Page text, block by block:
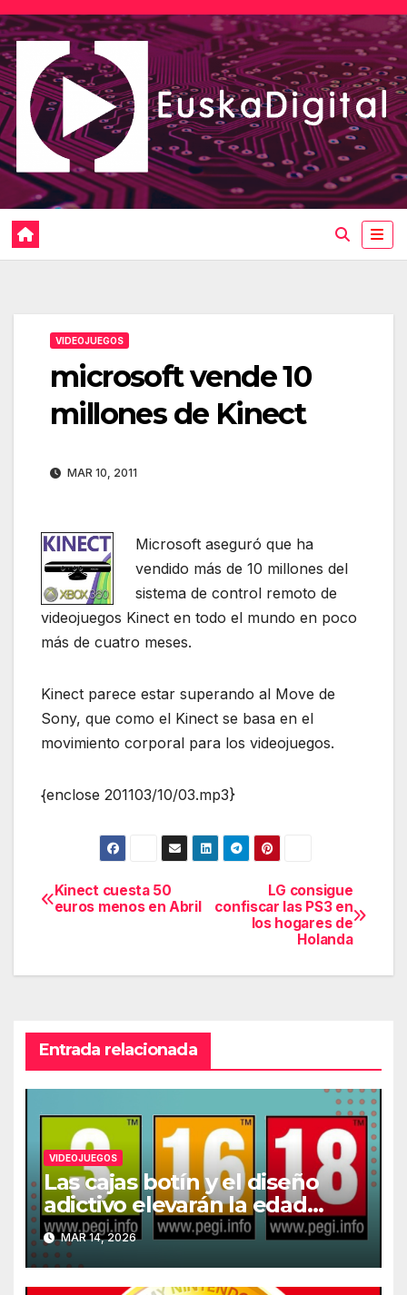
Saltar
al
contenido
VIDEOJUEGOS
microsoft vende 10
millones de Kinect
MAR 10, 2011
Microsoft aseguró que ha
vendido más de 10 millones del
sistema de control remoto de
videojuegos Kinect en todo el mundo en poco
más de cuatro meses.
Kinect parece estar superando al Move de
Sony, que como el Kinect se basa en el
movimiento corporal para los videojuegos.
{enclose 201103/10/03.mp3}
Navegación
entradas
LG consigue
confiscar las PS3 en
los hogares de
Holanda
Kinect cuesta 50
euros menos en Abril
Entrada relacionada
VIDEOJUEGOS
Las cajas botín y el diseño
adictivo elevarán la edad
recomendada de los
videojuegos en Europa
MAR 14, 2026